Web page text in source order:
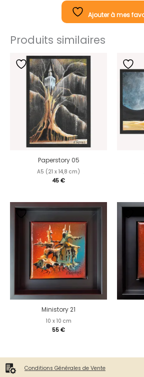
Ajouter à mes
Produits similaires
Paperstory 05
A5 (21 x 14,8 cm)
45 €
Ministory 21
10 x 10 cm
55 €
Conditions Générales de Vente